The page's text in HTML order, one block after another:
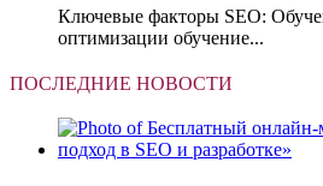
Ключевые факторы SEO:
оптимизации обучение...
ПОСЛЕДНИЕ НОВОСТИ